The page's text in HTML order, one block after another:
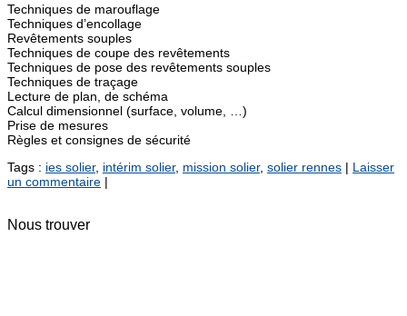
Techniques de marouflage
Techniques d’encollage
Revêtements souples
Techniques de coupe des revêtements
Techniques de pose des revêtements souples
Techniques de traçage
Lecture de plan, de schéma
Calcul dimensionnel (surface, volume, …)
Prise de mesures
Règles et consignes de sécurité
Tags : ies solier, intérim solier, mission solier, solier rennes | Laisser
un commentaire |
Nous trouver